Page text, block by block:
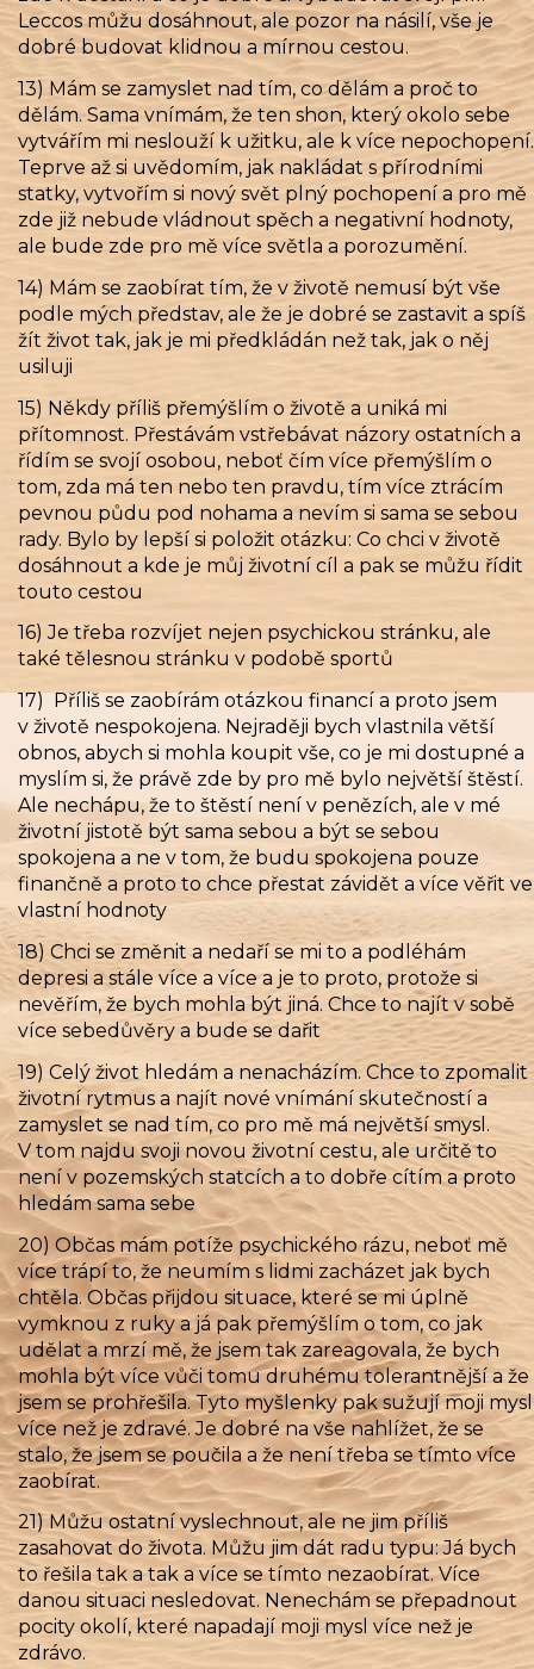
Leccos můžu dosáhnout, ale pozor na násilí, vše je
dobré budovat klidnou a mírnou cestou.
13) Mám se zamyslet nad tím, co dělám a proč to
dělám. Sama vnímám, že ten shon, který okolo sebe
vytvářím mi neslouží k užitku, ale k více nepochopení.
Teprve až si uvědomím, jak nakládat s přírodními
statky, vytvořím si nový svět plný pochopení a pro mě
zde již nebude vládnout spěch a negativní hodnoty,
ale bude zde pro mě více světla a porozumění.
14) Mám se zaobírat tím, že v životě nemusí být vše
podle mých představ, ale že je dobré se zastavit a spíš
žít život tak, jak je mi předkládán než tak, jak o něj
usiluji
15) Někdy příliš přemýšlím o životě a uniká mi
přítomnost. Přestávám vstřebávat názory ostatních a
řídím se svojí osobou, neboť čím více přemýšlím o
tom, zda má ten nebo ten pravdu, tím více ztrácím
pevnou půdu pod nohama a nevím si sama se sebou
rady. Bylo by lepší si položit otázku: Co chci v životě
dosáhnout a kde je můj životní cíl a pak se můžu řídit
touto cestou
16) Je třeba rozvíjet nejen psychickou stránku, ale
také tělesnou stránku v podobě sportů
17) Příliš se zaobírám otázkou financí a proto jsem
v životě nespokojena. Nejraději bych vlastnila větší
obnos, abych si mohla koupit vše, co je mi dostupné a
myslím si, že právě zde by pro mě bylo největší štěstí.
Ale nechápu, že to štěstí není v penězích, ale v mé
životní jistotě být sama sebou a být se sebou
spokojena a ne v tom, že budu spokojena pouze
finančně a proto to chce přestat závidět a více věřit ve
vlastní hodnoty
18) Chci se změnit a nedaří se mi to a podléhám
depresi a stále více a více a je to proto, protože si
nevěřím, že bych mohla být jiná. Chce to najít v sobě
více sebedůvěry a bude se dařit
19) Celý život hledám a nenacházím. Chce to zpomalit
životní rytmus a najít nové vnímání skutečností a
zamyslet se nad tím, co pro mě má největší smysl.
V tom najdu svoji novou životní cestu, ale určitě to
není v pozemských statcích a to dobře cítím a proto
hledám sama sebe
20) Občas mám potíže psychického rázu, neboť mě
více trápí to, že neumím s lidmi zacházet jak bych
chtěla. Občas přijdou situace, které se mi úplně
vymknou z ruky a já pak přemýšlím o tom, co jak
udělat a mrzí mě, že jsem tak zareagovala, že bych
mohla být více vůči tomu druhému tolerantnější a že
jsem se prohřešila. Tyto myšlenky pak sužují moji mysl
více než je zdravé. Je dobré na vše nahlížet, že se
stalo, že jsem se poučila a že není třeba se tímto více
zaobírat.
21) Můžu ostatní vyslechnout, ale ne jim příliš
zasahovat do života. Můžu jim dát radu typu: Já bych
to řešila tak a tak a více se tímto nezaobírat. Více
danou situaci nesledovat. Nenechám se přepadnout
pocity okolí, které napadají moji mysl více než je
zdrávo.